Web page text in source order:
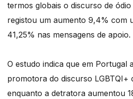
termos globais o discurso de ódio
registou um aumento 9,4% com
41,25% nas mensagens de apoio.
O estudo indica que em Portugal
promotora do discurso LGBTQI+
enquanto a detratora aumentou